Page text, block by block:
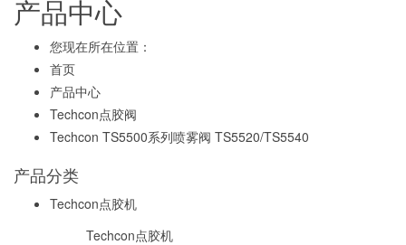
产品中心
您现在所在位置：
首页
产品中心
Techcon点胶阀
Techcon TS5500系列喷雾阀 TS5520/TS5540
产品分类
Techcon点胶机
Techcon点胶机